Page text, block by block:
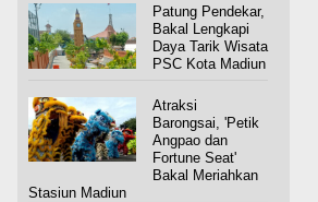
Patung Pendekar,
Bakal Lengkapi
Daya Tarik Wisata
PSC Kota Madiun
Atraksi
Barongsai, 'Petik
Angpao dan
Fortune Seat'
Bakal Meriahkan
Stasiun Madiun